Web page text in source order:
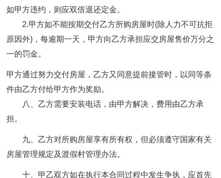
如甲方违约，则应双倍退还定金。
2.甲方如不能按期交付乙方所购房屋时(除人力不可抗拒
原因外)，每逾期一天，甲方向乙方承担应交房屋售价万分之
一的罚金。
甲方通过努力交付房屋，乙方又同意提前接管时，以同等条
件由乙方付给甲方作为奖励。
八、乙方需要安装电话，由甲方解决，费用由乙方承
担。
九、乙方对所购房屋享有所有权，但必须遵守国家有关
房屋管理规定及渡假村管理办法。
十、甲乙双方如在执行本合同过程中发生争执，应首先